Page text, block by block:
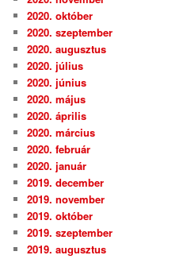
2020. október
2020. szeptember
2020. augusztus
2020. július
2020. június
2020. május
2020. április
2020. március
2020. február
2020. január
2019. december
2019. november
2019. október
2019. szeptember
2019. augusztus